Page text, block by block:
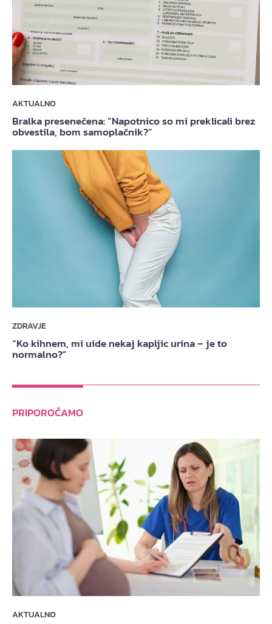
AKTUALNO
Bralka presenečena: “Napotnico so mi preklicali brez
obvestila, bom samoplačnik?”
ZDRAVJE
“Ko kihnem, mi uide nekaj kapljic urina – je to
normalno?”
PRIPOROČAMO
AKTUALNO